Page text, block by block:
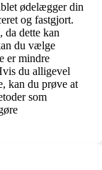
ødelægger din
og fastgjort.
da dette kan
du vælge
er mindre
du alligevel
kan du prøve at
som